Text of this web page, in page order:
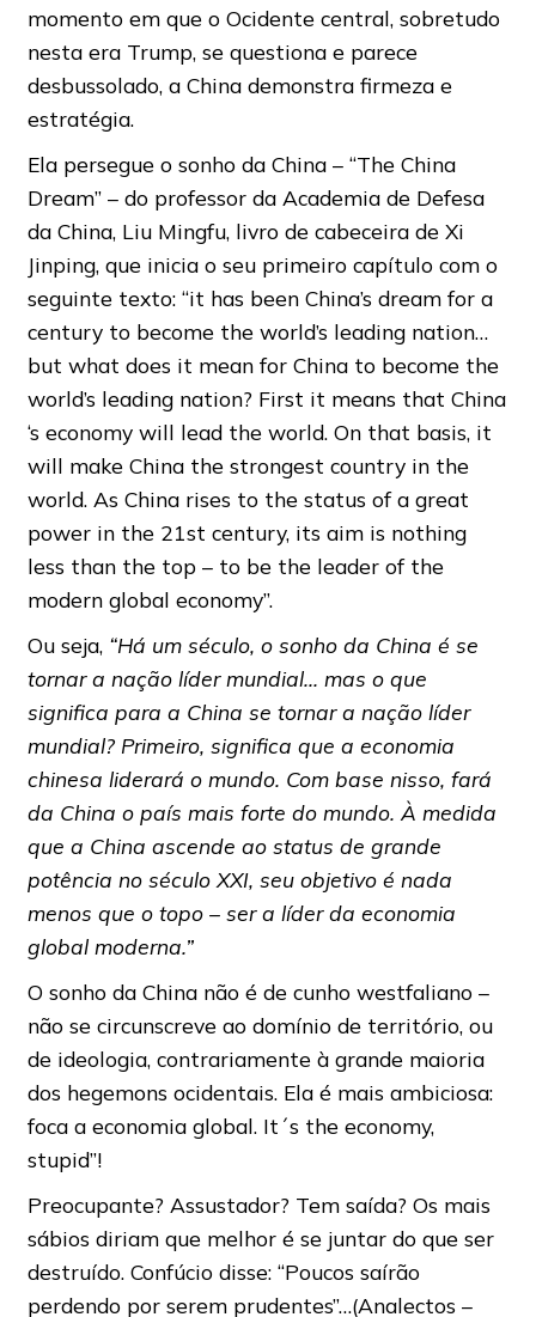
momento em que o Ocidente central, sobretudo
nesta era Trump, se questiona e parece
desbussolado, a China demonstra firmeza e
estratégia.
Ela persegue o sonho da China – “The China
Dream” – do professor da Academia de Defesa
da China, Liu Mingfu, livro de cabeceira de Xi
Jinping, que inicia o seu primeiro capítulo com o
seguinte texto: “it has been China’s dream for a
century to become the world’s leading nation…
but what does it mean for China to become the
world’s leading nation? First it means that China
‘s economy will lead the world. On that basis, it
will make China the strongest country in the
world. As China rises to the status of a great
power in the 21st century, its aim is nothing
less than the top – to be the leader of the
modern global economy”.
Ou seja, “Há um século, o sonho da China é se
tornar a nação líder mundial… mas o que
significa para a China se tornar a nação líder
mundial? Primeiro, significa que a economia
chinesa liderará o mundo. Com base nisso, fará
da China o país mais forte do mundo. À medida
que a China ascende ao status de grande
potência no século XXI, seu objetivo é nada
menos que o topo – ser a líder da economia
global moderna.”
O sonho da China não é de cunho westfaliano –
não se circunscreve ao domínio de território, ou
de ideologia, contrariamente à grande maioria
dos hegemons ocidentais. Ela é mais ambiciosa:
foca a economia global. It´s the economy,
stupid”!
Preocupante? Assustador? Tem saída? Os mais
sábios diriam que melhor é se juntar do que ser
destruído. Confúcio disse: “Poucos saírão
perdendo por serem prudentes”…(Analectos –